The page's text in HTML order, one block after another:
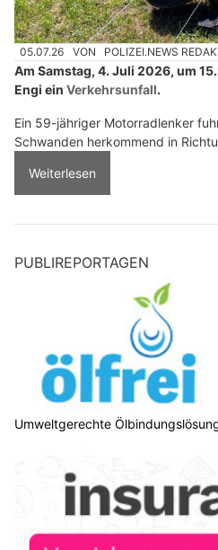
05.07.26 VON POLIZEI.NEWS
Am Samstag, 4. Juli 2026, um
Engi ein Verkehrsunfall.
Ein 59-jähriger Motorradlenker
Schwanden herkommend in
Weiterlesen
PUBLIREPORTAGEN
Umweltgerechte